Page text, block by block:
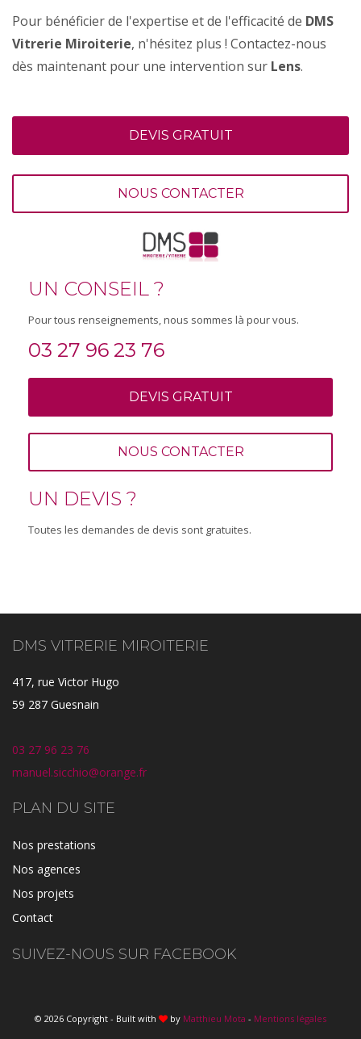
Pour bénéficier de l'expertise et de l'efficacité de DMS
Vitrerie Miroiterie, n'hésitez plus ! Contactez-nous
dès maintenant pour une intervention sur Lens.
DEVIS GRATUIT
NOUS CONTACTER
UN CONSEIL ?
Pour tous renseignements, nous sommes là pour vous.
03 27 96 23 76
DEVIS GRATUIT
NOUS CONTACTER
UN DEVIS ?
Toutes les demandes de devis sont gratuites.
DMS VITRERIE MIROITERIE
417, rue Victor Hugo
59 287 Guesnain
03 27 96 23 76
manuel.sicchio@orange.fr
PLAN DU SITE
Nos prestations
Nos agences
Nos projets
Contact
SUIVEZ-NOUS SUR FACEBOOK
© 2026 Copyright - Built with by Matthieu Mota - Mentions légales